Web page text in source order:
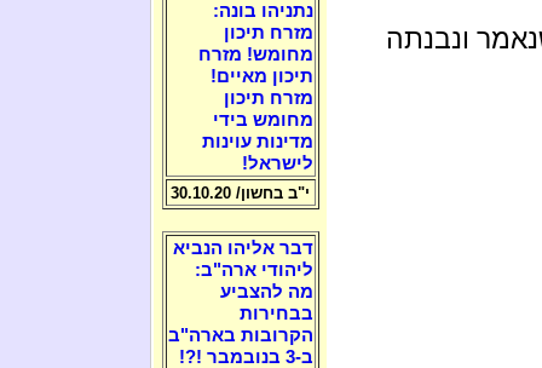
ונבנתה
נתניהו בונה:
מזרח תיכון
מחומש! מזרח
תיכון מאיים!
מזרח תיכון
מחומש בידי
מדינות עוינות
לישראל!
י"ב בחשון/ 30.10.20
דבר אליהו הנביא
ליהודי ארה"ב:
מה להצביע
בבחירות
הקרובות בארה"ב
ב-3 בנובמבר !?!